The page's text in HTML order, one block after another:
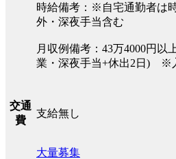
時給備考：※自宅通勤者は
外・深夜手当含む
月収例備考：43万4000円以
業・深夜手当+休出2日) ※
交通
費
支給無し
大量募集